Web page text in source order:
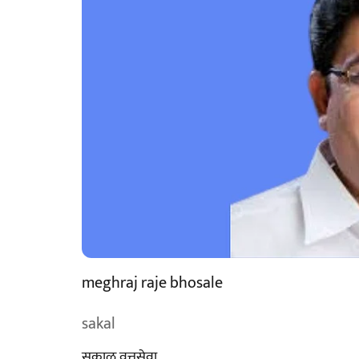
meghraj raje bhosale
sakal